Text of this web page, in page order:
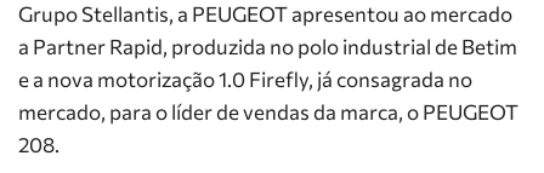
Grupo Stellantis, a PEUGEOT apresentou ao mercado
a Partner Rapid, produzida no polo industrial de Betim
e a nova motorização 1.0 Firefly, já consagrada no
mercado, para o líder de vendas da marca, o PEUGEOT
208.